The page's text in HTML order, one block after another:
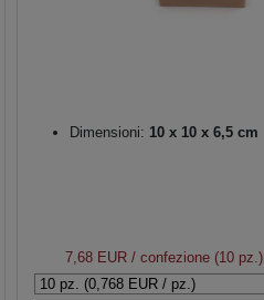
Dimensioni: 10 x 10 x 6,5 cm
7,68 EUR/ confezione (10 pz.)